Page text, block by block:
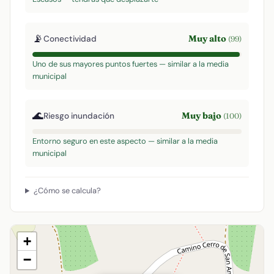
📡Conectividad Muy alto (99)
Uno de sus mayores puntos fuertes — similar a la media
municipal
🌊Riesgo inundación Muy bajo (100)
Entorno seguro en este aspecto — similar a la media
municipal
¿Cómo se calcula?
+
−